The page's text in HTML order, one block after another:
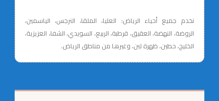
نخدم جميع أحياء الرياض: العليا، الملقا، النرجس، الياسمين،
الروضة، النهضة، العقيق، قرطبة، الربيع، السويدي، الشفا، العزيزية،
الخليج، حطين، ظهرة لبن، وغيرها من مناطق الرياض.